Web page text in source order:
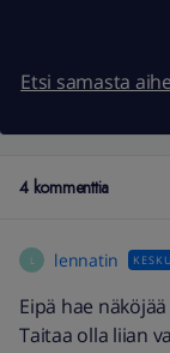
Etsi samasta
4 kommenttia
lennatin
Eipä hae
Taitaa olla liian